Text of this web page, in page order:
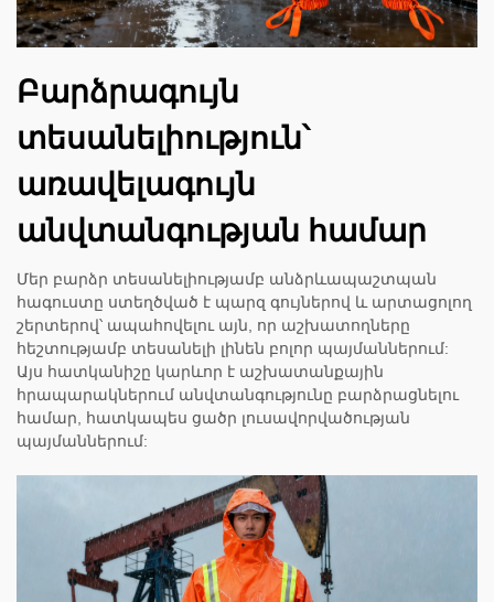
Բարձրագույն
տեսանելիություն՝
առավելագույն
անվտանգության համար
Մեր բարձր տեսանելիությամբ անձրևապաշտպան
հագուստը ստեղծված է պարզ գույներով և արտացոլող
շերտերով՝ ապահովելու այն, որ աշխատողները
հեշտությամբ տեսանելի լինեն բոլոր պայմաններում:
Այս հատկանիշը կարևոր է աշխատանքային
հրապարակներում անվտանգությունը բարձրացնելու
համար, հատկապես ցածր լուսավորվածության
պայմաններում: